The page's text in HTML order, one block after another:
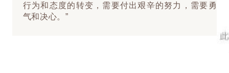
行为和态度的转变，需要付出艰辛的努力，需要勇
气和决心。”